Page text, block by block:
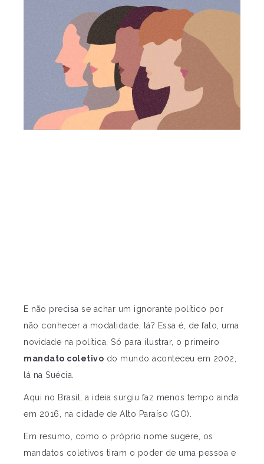
E não precisa se achar um ignorante político por
não conhecer a modalidade, tá? Essa é, de fato, uma
novidade na política. Só para ilustrar, o primeiro
mandato coletivo do mundo aconteceu em 2002,
lá na Suécia.
Aqui no Brasil, a ideia surgiu faz menos tempo ainda:
em 2016, na cidade de Alto Paraíso (GO).
Em resumo, como o próprio nome sugere, os
mandatos coletivos tiram o poder de uma pessoa e